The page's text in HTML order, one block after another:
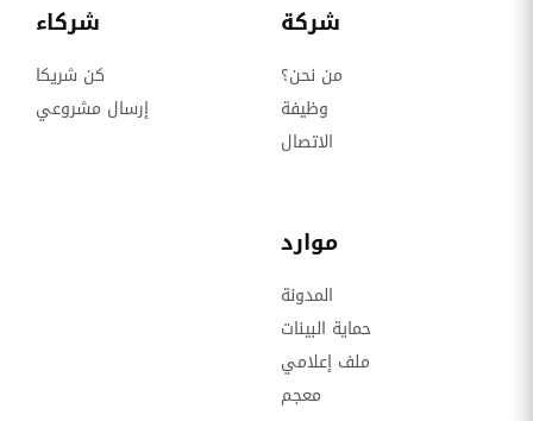
شركة
من نحن؟
وظيفة
الاتصال
شركاء
كن شريكا
إرسال مشروعي
موارد
المدونة
حماية البينات
ملف إعلامي
معجم